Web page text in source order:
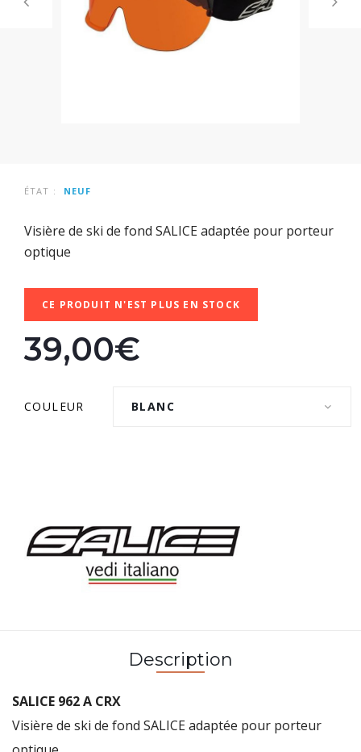
ÉTAT : NEUF
Visière de ski de fond SALICE adaptée pour porteur
optique
CE PRODUIT N'EST PLUS EN STOCK
39,00€
COULEUR BLANC
Description
SALICE 962 A CRX
Visière de ski de fond SALICE adaptée pour porteur